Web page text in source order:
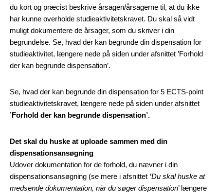
du kort og præcist beskrive årsagen/årsagerne til, at du ikke
har kunne overholde studieaktivitetskravet. Du skal så vidt
muligt dokumentere de årsager, som du skriver i din
begrundelse. Se, hvad der kan begrunde din dispensation for
studieaktivitet, længere nede på siden under afsnittet ’Forhold
der kan begrunde dispensation’.
Se, hvad der kan begrunde din dispensation for 5 ECTS-point
studieaktivitetskravet, længere nede på siden under afsnittet
’Forhold der kan begrunde dispensation’.
Det skal du huske at uploade sammen med din
dispensationsansøgning
Udover dokumentation for de forhold, du nævner i din
dispensationsansøgning (se mere i afsnittet ‘Du skal huske at
medsende dokumentation, når du søger dispensation’ længere